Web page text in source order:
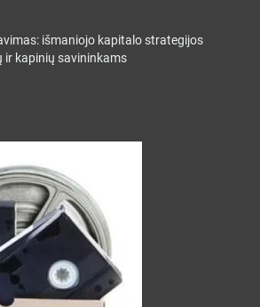
išmaniojo kapitalo strategijos
ir kapinių savininkams